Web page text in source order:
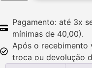
Pagamento: até 3x
mínimas de 40,00).
Após o recebimento
troca ou devolução